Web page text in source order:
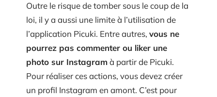
Outre le risque de tomber sous le coup de la
loi, il y a aussi une limite à l’utilisation de
l’application Picuki. Entre autres, vous ne
pourrez pas commenter ou liker une
photo sur Instagramà partir de Picuki.
Pour réaliser ces actions, vous devez créer
un profil Instagram en amont. C’est pour